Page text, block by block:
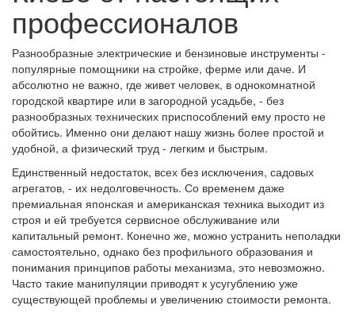
профессионалов
Разнообразные электрические и бензиновые инструменты -
популярные помощники на стройке, ферме или даче. И
абсолютно не важно, где живет человек, в однокомнатной
городской квартире или в загородной усадьбе, - без
разнообразных технических приспособлений ему просто не
обойтись. Именно они делают нашу жизнь более простой и
удобной, а физический труд - легким и быстрым.
Единственный недостаток, всех без исключения, садовых
агрегатов, - их недолговечность. Со временем даже
премиальная японская и американская техника выходит из
строя и ей требуется сервисное обслуживание или
капитальный ремонт. Конечно же, можно устранить неполадки
самостоятельно, однако без профильного образования и
понимания принципов работы механизма, это невозможно.
Часто такие манипуляции приводят к усугублению уже
существующей проблемы и увеличению стоимости ремонта.